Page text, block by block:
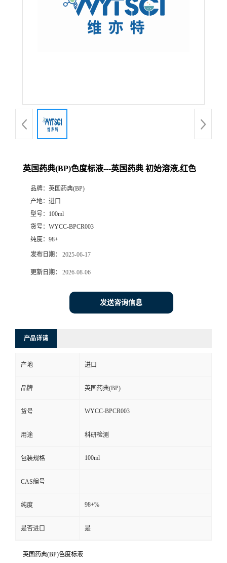
英国药典(BP)色度标液---英国药典 初始溶液,红色
品牌： 英国药典(BP)
产地： 进口
型号： 100ml
货号： WYCC-BPCR003
纯度： 98+
发布日期： 2025-06-17
更新日期： 2026-08-06
发送咨询信息
产品详请
产地 进口
品牌 英国药典(BP)
货号 WYCC-BPCR003
用途 科研检测
包装规格 100ml
CAS编号
纯度 98+%
是否进口 是
英国药典(BP)色度标液